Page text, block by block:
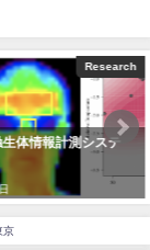
Research
体情報計測システ
京